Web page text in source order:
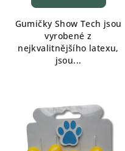
Gumičky Show Tech jsou
vyrobené z
nejkvalitnějšího latexu,
jsou...